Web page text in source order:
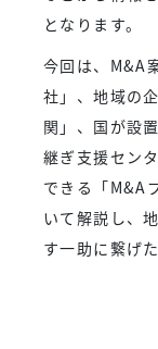
となります。
今回は、M&A
社」、地域の
関」、国が設
継ぎ支援セン
できる「M&A
いて解説し、
す一助に繋げ